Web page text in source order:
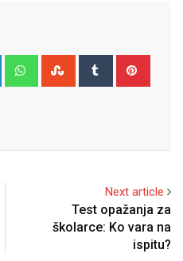
LinkedIn WhatsappStumbleUpon
Tumblr
Next article
Test opažanja za
školarce: Ko vara na
ispitu?